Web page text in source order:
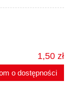
1,50 zł
o dostępności